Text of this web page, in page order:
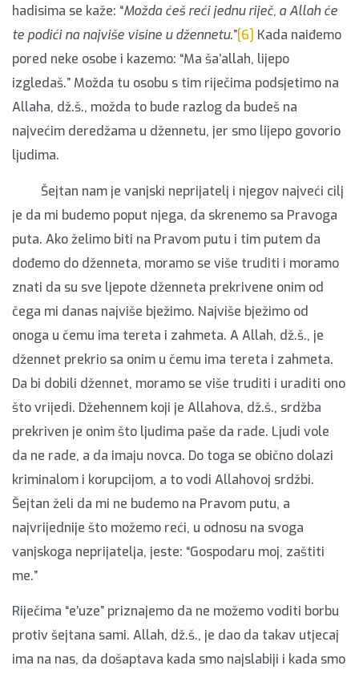
hadisima se kaže: “Možda ćeš reći jednu riječ, a Allah će
te podići na najviše visine u džennetu.”[6] Kada naiđemo
pored neke osobe i kazemo: “Ma ša’allah, lijepo
izgledaš.” Možda tu osobu s tim riječima podsjetimo na
Allaha, dž.š., možda to bude razlog da budeš na
najvećim deredžama u džennetu, jer smo lijepo govorio
ljudima.
Šejtan nam je vanjski neprijatelj i njegov najveći cilj
je da mi budemo poput njega, da skrenemo sa Pravoga
puta. Ako želimo biti na Pravom putu i tim putem da
dođemo do dženneta, moramo se više truditi i moramo
znati da su sve ljepote dženneta prekrivene onim od
čega mi danas najviše bježimo. Najviše bježimo od
onoga u čemu ima tereta i zahmeta. A Allah, dž.š., je
džennet prekrio sa onim u čemu ima tereta i zahmeta.
Da bi dobili džennet, moramo se više truditi i uraditi ono
što vrijedi. Džehennem koji je Allahova, dž.š., srdžba
prekriven je onim što ljudima paše da rade. Ljudi vole
da ne rade, a da imaju novca. Do toga se obično dolazi
kriminalom i korupcijom, a to vodi Allahovoj srdžbi.
Šejtan želi da mi ne budemo na Pravom putu, a
najvrijednije što možemo reći, u odnosu na svoga
vanjskoga neprijatelja, jeste: “Gospodaru moj, zaštiti
me.”
Riječima “e’uze” priznajemo da ne možemo voditi borbu
protiv šejtana sami. Allah, dž.š., je dao da takav utjecaj
ima na nas, da došaptava kada smo najslabiji i kada smo